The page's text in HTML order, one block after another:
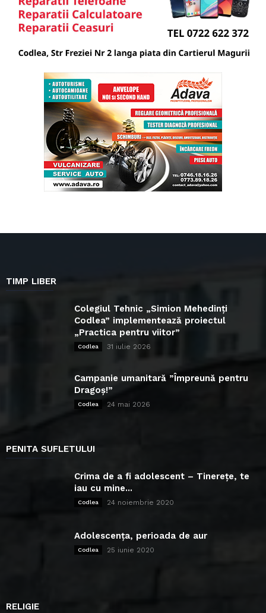
TIMP LIBER
Colegiul Tehnic „Simion Mehedinți
Codlea” implementează proiectul
„Practica pentru viitor”
Codlea 31 iulie 2026
Campanie umanitară ”Împreună pentru
Dragoș!”
Codlea 24 mai 2026
PENITA SUFLETULUI
Crima de a fi adolescent – Tinerețe, te
iau cu mine...
Codlea 24 noiembrie 2020
Adolescența, perioada de aur
Codlea 25 iunie 2020
RELIGIE